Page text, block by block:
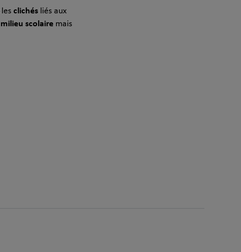
les clichés liés aux
milieu scolaire mais